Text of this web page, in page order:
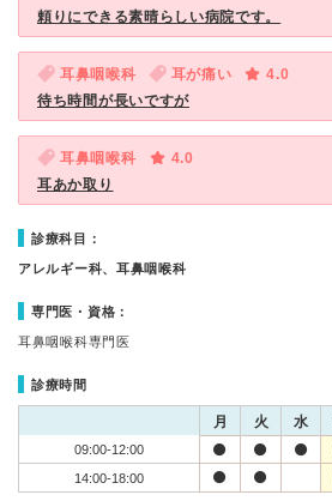
頼りにできる素晴らしい病院です。
耳鼻咽喉科 耳が痛い
4.0
待ち時間が長いですが
耳鼻咽喉科
4.0
耳あか取り
診療科目：
アレルギー科、耳鼻咽喉科
専門医・資格：
耳鼻咽喉科専門医
診療時間
月 火 水
09:00-12:00
14:00-18:00